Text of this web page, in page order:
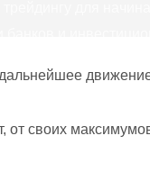
ошибок тех кто
консультация
своих